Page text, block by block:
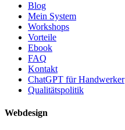
Blog
Mein System
Workshops
Vorteile
Ebook
FAQ
Kontakt
ChatGPT für Handwerker
Qualitätspolitik
Webdesign